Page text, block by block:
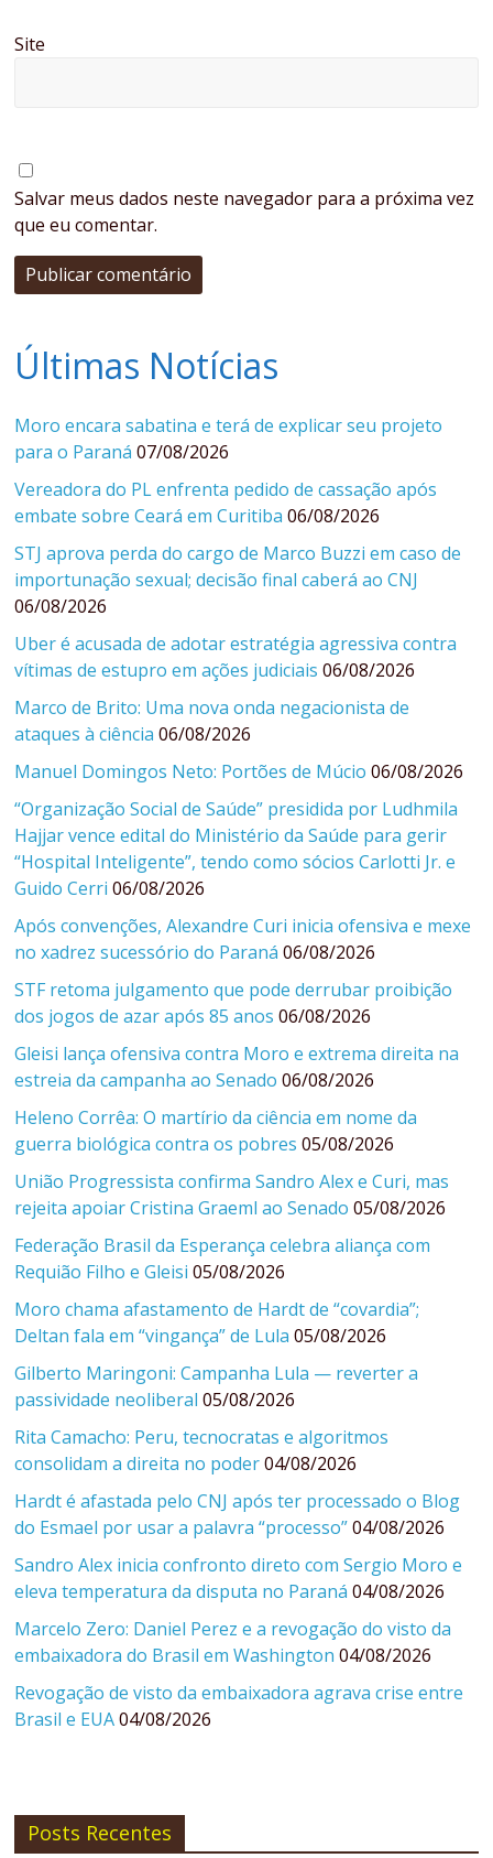
Site
Salvar meus dados neste navegador para a próxima vez
que eu comentar.
Últimas Notícias
Moro encara sabatina e terá de explicar seu projeto
para o Paraná 07/08/2026
Vereadora do PL enfrenta pedido de cassação após
embate sobre Ceará em Curitiba 06/08/2026
STJ aprova perda do cargo de Marco Buzzi em caso de
importunação sexual; decisão final caberá ao CNJ
06/08/2026
Uber é acusada de adotar estratégia agressiva contra
vítimas de estupro em ações judiciais 06/08/2026
Marco de Brito: Uma nova onda negacionista de
ataques à ciência 06/08/2026
Manuel Domingos Neto: Portões de Múcio 06/08/2026
“Organização Social de Saúde” presidida por Ludhmila
Hajjar vence edital do Ministério da Saúde para gerir
“Hospital Inteligente”, tendo como sócios Carlotti Jr. e
Guido Cerri 06/08/2026
Após convenções, Alexandre Curi inicia ofensiva e mexe
no xadrez sucessório do Paraná 06/08/2026
STF retoma julgamento que pode derrubar proibição
dos jogos de azar após 85 anos 06/08/2026
Gleisi lança ofensiva contra Moro e extrema direita na
estreia da campanha ao Senado 06/08/2026
Heleno Corrêa: O martírio da ciência em nome da
guerra biológica contra os pobres 05/08/2026
União Progressista confirma Sandro Alex e Curi, mas
rejeita apoiar Cristina Graeml ao Senado 05/08/2026
Federação Brasil da Esperança celebra aliança com
Requião Filho e Gleisi 05/08/2026
Moro chama afastamento de Hardt de “covardia”;
Deltan fala em “vingança” de Lula 05/08/2026
Gilberto Maringoni: Campanha Lula — reverter a
passividade neoliberal 05/08/2026
Rita Camacho: Peru, tecnocratas e algoritmos
consolidam a direita no poder 04/08/2026
Hardt é afastada pelo CNJ após ter processado o Blog
do Esmael por usar a palavra “processo” 04/08/2026
Sandro Alex inicia confronto direto com Sergio Moro e
eleva temperatura da disputa no Paraná 04/08/2026
Marcelo Zero: Daniel Perez e a revogação do visto da
embaixadora do Brasil em Washington 04/08/2026
Revogação de visto da embaixadora agrava crise entre
Brasil e EUA 04/08/2026
Posts Recentes